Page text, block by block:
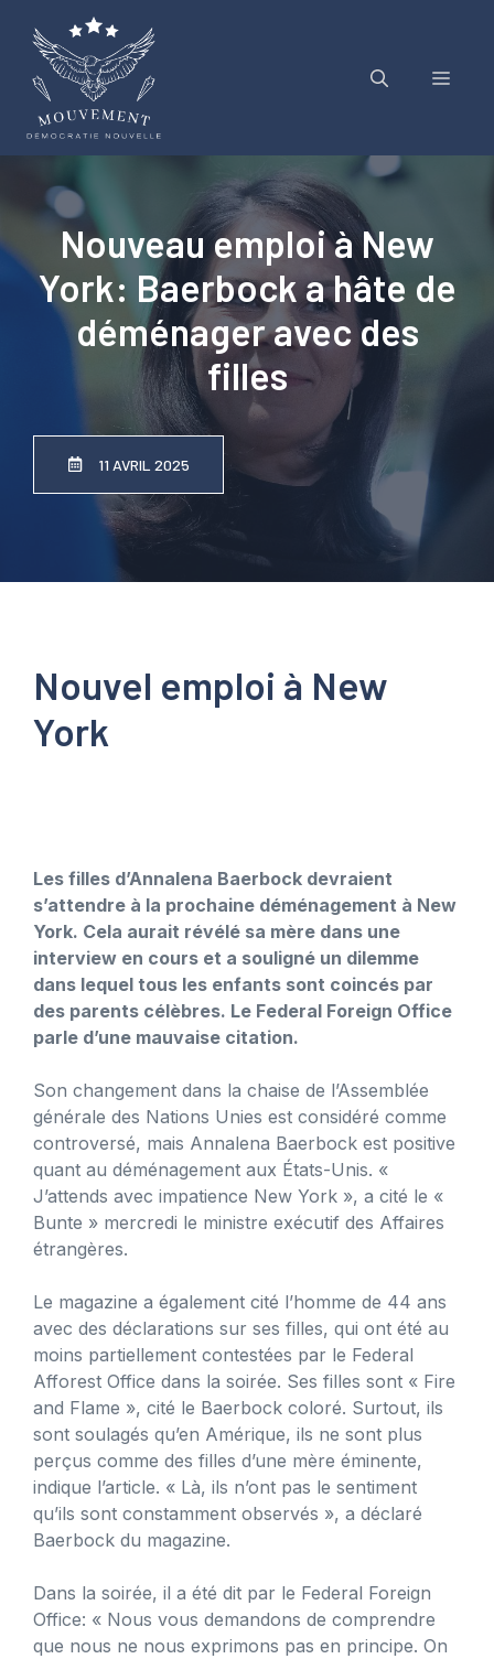
contenu
Menu
Nouveau emploi à New
York: Baerbock a hâte de
déménager avec des
filles
11 AVRIL 2025
Nouvel emploi à New
York
Les filles d’Annalena Baerbock devraient
s’attendre à la prochaine déménagement à New
York. Cela aurait révélé sa mère dans une
interview en cours et a souligné un dilemme
dans lequel tous les enfants sont coincés par
des parents célèbres. Le Federal Foreign Office
parle d’une mauvaise citation.
Son changement dans la chaise de l’Assemblée
générale des Nations Unies est considéré comme
controversé, mais Annalena Baerbock est positive
quant au déménagement aux États-Unis. «
J’attends avec impatience New York », a cité le «
Bunte » mercredi le ministre exécutif des Affaires
étrangères.
Le magazine a également cité l’homme de 44 ans
avec des déclarations sur ses filles, qui ont été au
moins partiellement contestées par le Federal
Afforest Office dans la soirée. Ses filles sont « Fire
and Flame », cité le Baerbock coloré. Surtout, ils
sont soulagés qu’en Amérique, ils ne sont plus
perçus comme des filles d’une mère éminente,
indique l’article. « Là, ils n’ont pas le sentiment
qu’ils sont constamment observés », a déclaré
Baerbock du magazine.
Dans la soirée, il a été dit par le Federal Foreign
Office: « Nous vous demandons de comprendre
que nous ne nous exprimons pas en principe. On